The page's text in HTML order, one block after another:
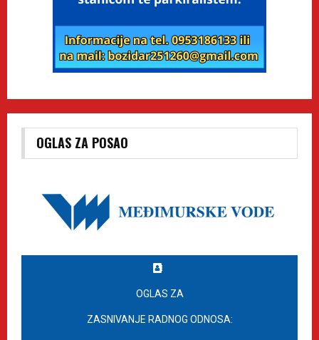
OGLAS ZA POSAO
OGLAS ZA
ZASNIVANJE RADNOG ODNOSA: